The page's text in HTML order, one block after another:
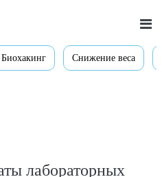
Биохакинг Снижение веса
лабораторных